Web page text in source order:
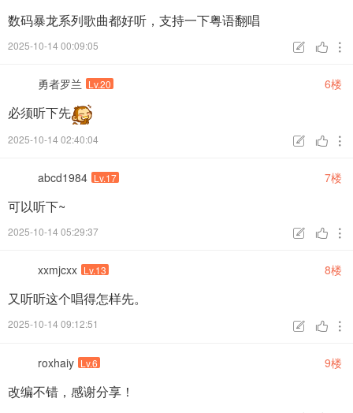
数码暴龙系列歌曲都好听，支持一下粤语翻唱
2025-10-14 00:09:05  

勇者罗兰 Lv.20 6楼
必须听下先
2025-10-14 02:40:04  

abcd1984 Lv.17 7楼
可以听下~
2025-10-14 05:29:37  

xxmjcxx Lv.13 8楼
又听听这个唱得怎样先。
2025-10-14 09:12:51  

roxhaiy Lv.6 9楼
改编不错，感谢分享！